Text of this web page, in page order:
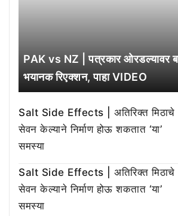
PAK vs NZ | पत्रकार ओरडल्यावर
भयानक रिएक्शन, पाहा VIDEO
Salt Side Effects | अतिरिक्त मिठाचे
सेवन केल्याने निर्माण होऊ शकतात ‘या’
समस्या
Salt Side Effects | अतिरिक्त मिठाचे
सेवन केल्याने निर्माण होऊ शकतात ‘या’
समस्या